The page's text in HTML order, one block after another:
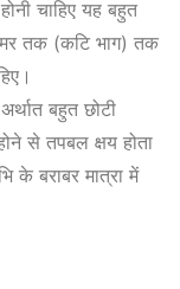
चाहिए यह बहुत
तक (कटि भाग) तक
बहुत छोटी
से तपबल क्षय होता
के बराबर मात्रा में